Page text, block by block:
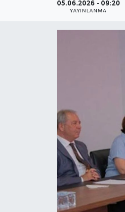
05.06.2026 - 09:20
YAYINLANMA
Magazin
Kültür ve Sanat